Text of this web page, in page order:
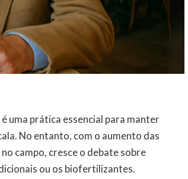
uma prática essencial para manter
No entanto, com o aumento das
campo, cresce o debate sobre
ou os biofertilizantes.